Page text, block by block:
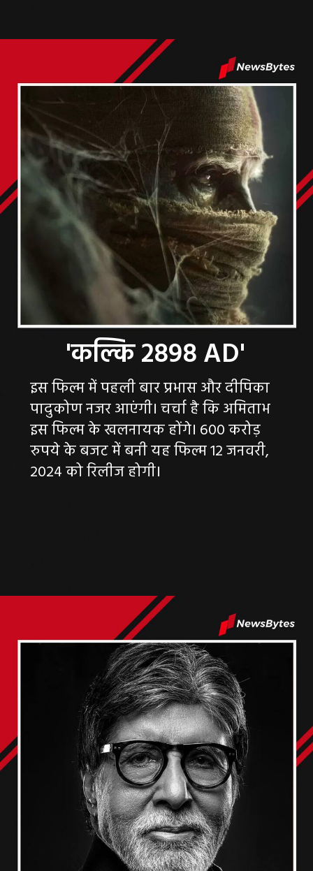
इस फिल्म में पहली बार प्रभास और दीपिका
पादुकोण नजर आएंगी। चर्चा है कि अमिताभ
इस फिल्म के खलनायक होंगे। 600 करोड़
रुपये के बजट में बनी यह फिल्म 12 जनवरी,